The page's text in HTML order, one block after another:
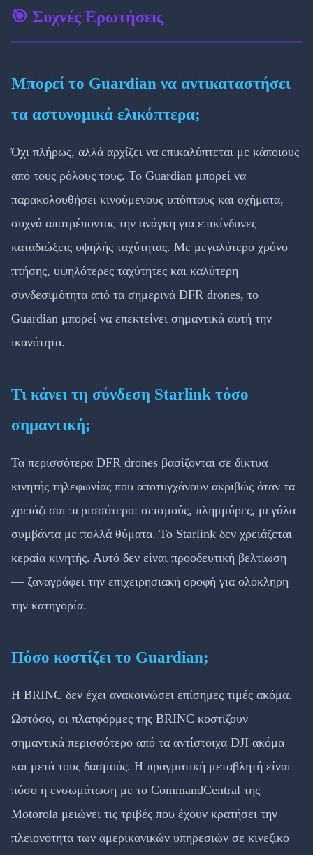
🎯 Συχνές Ερωτήσεις
Μπορεί το Guardian να αντικαταστήσει
τα αστυνομικά ελικόπτερα;
Όχι πλήρως, αλλά αρχίζει να επικαλύπτεται με κάποιους
από τους ρόλους τους. Το Guardian μπορεί να
παρακολουθήσει κινούμενους υπόπτους και οχήματα,
συχνά αποτρέποντας την ανάγκη για επικίνδυνες
καταδιώξεις υψηλής ταχύτητας. Με μεγαλύτερο χρόνο
πτήσης, υψηλότερες ταχύτητες και καλύτερη
συνδεσιμότητα από τα σημερινά DFR drones, το
Guardian μπορεί να επεκτείνει σημαντικά αυτή την
ικανότητα.
Τι κάνει τη σύνδεση Starlink τόσο
σημαντική;
Τα περισσότερα DFR drones βασίζονται σε δίκτυα
κινητής τηλεφωνίας που αποτυγχάνουν ακριβώς όταν τα
χρειάζεσαι περισσότερο: σεισμούς, πλημμύρες, μεγάλα
συμβάντα με πολλά θύματα. Το Starlink δεν χρειάζεται
κεραία κινητής. Αυτό δεν είναι προοδευτική βελτίωση
— ξαναγράφει την επιχειρησιακή οροφή για ολόκληρη
την κατηγορία.
Πόσο κοστίζει το Guardian;
Η BRINC δεν έχει ανακοινώσει επίσημες τιμές ακόμα.
Ωστόσο, οι πλατφόρμες της BRINC κοστίζουν
σημαντικά περισσότερο από τα αντίστοιχα DJI ακόμα
και μετά τους δασμούς. Η πραγματική μεταβλητή είναι
πόσο η ενσωμάτωση με το CommandCentral της
Motorola μειώνει τις τριβές που έχουν κρατήσει την
πλειονότητα των αμερικανικών υπηρεσιών σε κινεζικό